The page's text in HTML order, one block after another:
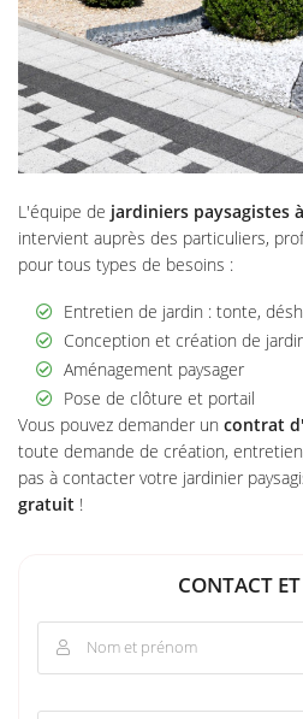
L'équipe de jardiniers paysagistes
intervient auprès des particuliers,
pour tous types de besoins :
Entretien de jardin : tonte,
Conception et création de
Aménagement paysager
Pose de clôture et portail
Vous pouvez demander un contrat
toute demande de création,
pas à contacter votre jardinier
gratuit !
CONTACT
 Nom et prénom